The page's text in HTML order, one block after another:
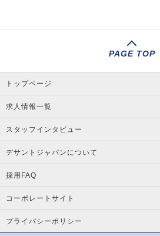
PAGE TOP
トップページ
求人情報一覧
スタッフインタビュー
デサントジャパンについて
採用FAQ
コーポレートサイト
プライバシーポリシー